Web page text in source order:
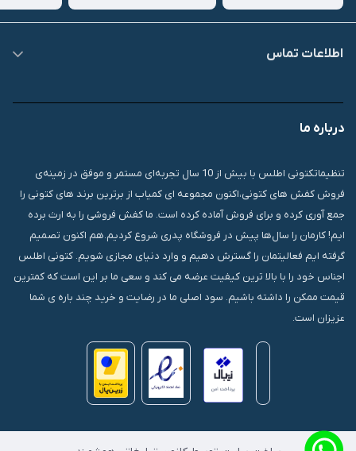
اطلاعات تماس
درباره ما
تنظیماتکتونی اطلس با بیش از 10 سال تجربه‌ای مستمر و موفق در زمینه‌ی
فروش کفش های کتونی،اکنون مجموعه ای کمیاب از برترین برند های کتونی را
جمع آوری کرده و برای فروش آماده کرده است. ما کفش فروشی را به ارث برده
ایم! کارمان را سال‌ها پیش در فروشگاه پدری شروع کردیم.هم اکنون تصمیم
گرفته ایم فعالیتمان را گسترش دهیم و وارد دنیای مجازی شویم. کتونی اطلس
اجناس خود را با بالا ترین کیفیت عرضه می کند و سعی ما بر این است که کمترین
قیمت ممکن را داشته باشیم. سود اصلی ما در رضایت و خرید چند باره ی شما
عزیزان است.